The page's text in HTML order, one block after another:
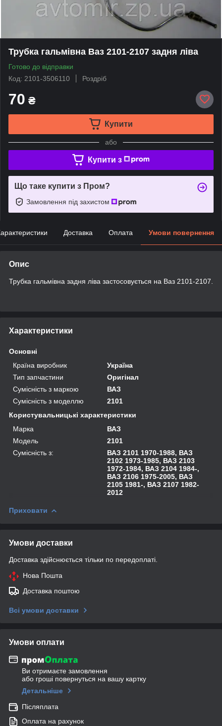
Трубка гальмівна Ваз 2101-2107 задня ліва
Готово до відправки
Код: 2101-3506110
Роздріб
70 ₴
Купити
або
Купити з
Що таке купити з Пром?
Замовлення під захистом
Доставка Оплата Умови повернення
Опис
Трубка гальмівна задня ліва застосовується на Ваз 2101-2107.
Характеристики
Основні
Країна виробник
Україна
Тип запчастини
Оригінал
Сумісність з маркою
ВАЗ
Сумісність з моделлю
2101
Користувальницькі характеристики
Марка
ВАЗ
Модель
2101
Сумісність з:
ВАЗ 2101 1970-1988, ВАЗ
2102 1973-1985, ВАЗ 2103
1972-1984, ВАЗ 2104 1984-,
ВАЗ 2106 1975-2005, ВАЗ
2105 1981-, ВАЗ 2107 1982-
2012
Приховати
Умови доставки
Доставка здійснюється тільки по передоплаті.
Нова Пошта
Доставка поштою
Всі умови доставки
Умови оплати
Ви отримаєте замовлення
або гроші повернуться на вашу картку
Детальніше
Післяплата
Оплата на рахунок